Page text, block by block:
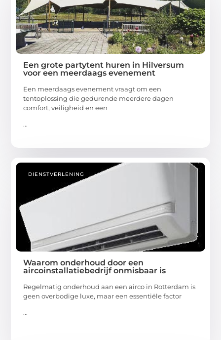
Een grote partytent huren in Hilversum
voor een meerdaags evenement
Een meerdaags evenement vraagt om een
tentoplossing die gedurende meerdere dagen
comfort, veiligheid en een
...
DIENSTVERLENING
Waarom onderhoud door een
aircoinstallatiebedrijf onmisbaar is
Regelmatig onderhoud aan een airco in Rotterdam is
geen overbodige luxe, maar een essentiële factor
...